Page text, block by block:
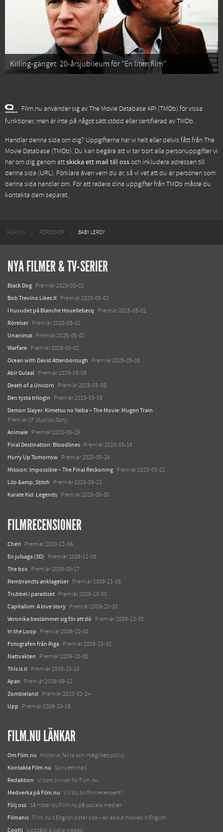
Killing-gänget: 20-årsjubileum för “En liten film”
Film.nu använder sig av The Movie Database API (TMDb) för vissa
funktioner, men är inte på något sätt stödd eller certifierad av TMDb.
Handlar denna sida om dig? Uppgifterna har vi helt eller delvis fått frånThe
Movie Database (TMDb). Du kan begära att vi tar bort alla personuppgifter vi
har om dig genom attskicka ett mail till ossoch inkludera adressen till
denna sida (URL). Förklara även vem du är, så vi vet att du är personen som
denna sida handlar om. För att radera dina uppgifter från TMDb måste du
kontakta dem separat.
FILM.NU PERSONER BABY LEROY
NYA FILMER & TV-SERIER
Black Dog Premiär 2025-05-02
Bob Trevino Likes It Premiär 2025-05-02
I huvudet på Blanche Houellebecq Premiär 2025-05-02
Rörelser Premiär 2025-05-02
Unanimal Premiär 2025-05-02
Warfare Premiär 2025-05-02
Ocean with David Attenborough Premiär 2025-05-08
Abir Gulaal Premiär 2025-05-09
Death of a Unicorn Premiär 2025-05-09
Den tysta trilogin Premiär 2025-05-09
Demon Slayer: Kimetsu no Yaiba – The Movie: Mugen Train
Premiär SF Studios/Sony
Animale Premiär 2025-05-16
Final Destination: Bloodlines Premiär 2025-05-16
Hurry Up Tomorrow Premiär 2025-05-16
Mission: Impossible – The Final Reckoning Premiär 2025-05-21
Lilo &amp; Stitch Premiär 2025-05-21
Karate Kid: Legends Premiär 2025-05-30
FILMRECENSIONER
Chéri Premiär 2009-11-06
En julsaga (3D) Premiär 2009-11-06
The box Premiär 2009-09-17
Rembrandts anklagelser Premiär 2009-11-06
Trubbel i paradiset Premiär 2009-10-30
Capitalism: A love story Premiär 2009-10-30
Veronika bestämmer sig för att dö Premiär 2009-10-30
In the Loop Premiär 2009-10-30
Fotografen från Riga Premiär 2009-10-30
Nattvakten Premiär 2009-10-30
This is it Premiär 2009-10-28
Apan Premiär 2009-09-11
Zombieland Premiär 2010-02-24
Upp Premiär 2009-10-16
FILM.NU LÄNKAR
Om Film.nu Historia, fakta och integritetspolicy
Kontakta Film.nu Skriv ett mail
Redaktion Vi som skriver för Film.nu
Medverka på Film.nu Vill du bli filmrecensent?
Följ oss Så hittar du Film.nu på sociala medier
Filmanic Film.nu's English sister site – All about movies in English
Coohl Upptäck & kolla videos!